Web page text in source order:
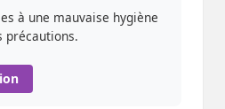
à une mauvaise hygiène